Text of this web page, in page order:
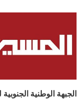
الجبهة الوطنية